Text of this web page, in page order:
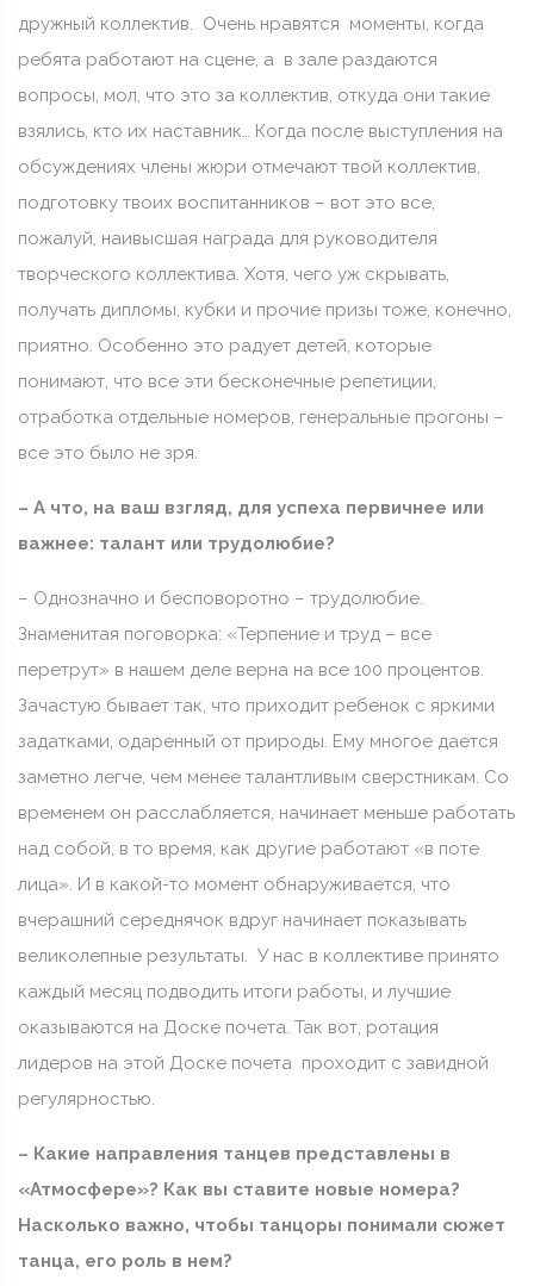
дружный коллектив. Очень нравятся моменты, когда
ребята работают на сцене, а в зале раздаются
вопросы, мол, что это за коллектив, откуда они такие
взялись, кто их наставник… Когда после выступления на
обсуждениях члены жюри отмечают твой коллектив,
подготовку твоих воспитанников – вот это все,
пожалуй, наивысшая награда для руководителя
творческого коллектива. Хотя, чего уж скрывать,
получать дипломы, кубки и прочие призы тоже, конечно,
приятно. Особенно это радует детей, которые
понимают, что все эти бесконечные репетиции,
отработка отдельные номеров, генеральные прогоны –
все это было не зря.
– А что, на ваш взгляд, для успеха первичнее или
важнее: талант или трудолюбие?
– Однозначно и бесповоротно – трудолюбие.
Знаменитая поговорка: «Терпение и труд – все
перетрут» в нашем деле верна на все 100 процентов.
Зачастую бывает так, что приходит ребенок с яркими
задатками, одаренный от природы. Ему многое дается
заметно легче, чем менее талантливым сверстникам. Со
временем он расслабляется, начинает меньше работать
над собой, в то время, как другие работают «в поте
лица». И в какой-то момент обнаруживается, что
вчерашний середнячок вдруг начинает показывать
великолепные результаты. У нас в коллективе принято
каждый месяц подводить итоги работы, и лучшие
оказываются на Доске почета. Так вот, ротация
лидеров на этой Доске почета проходит с завидной
регулярностью.
– Какие направления танцев представлены в
«Атмосфере»? Как вы ставите новые номера?
Насколько важно, чтобы танцоры понимали сюжет
танца, его роль в нем?